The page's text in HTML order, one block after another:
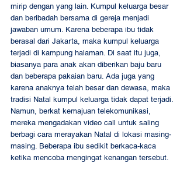
mirip dengan yang lain. Kumpul keluarga besar
dan beribadah bersama di gereja menjadi
jawaban umum. Karena beberapa ibu tidak
berasal dari Jakarta, maka kumpul keluarga
terjadi di kampung halaman. Di saat itu juga,
biasanya para anak akan diberikan baju baru
dan beberapa pakaian baru. Ada juga yang
karena anaknya telah besar dan dewasa, maka
tradisi Natal kumpul keluarga tidak dapat terjadi.
Namun, berkat kemajuan telekomunikasi,
mereka mengadakan video call untuk saling
berbagi cara merayakan Natal di lokasi masing-
masing. Beberapa ibu sedikit berkaca-kaca
ketika mencoba mengingat kenangan tersebut.